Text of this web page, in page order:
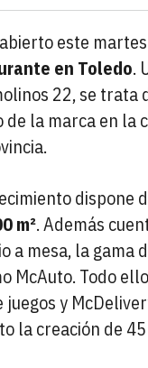
este
en Toledo.
22, se trata
la marca en la
dispone
m². Además
a mesa, la gama
McAuto. Todo
juegos y
la creación de